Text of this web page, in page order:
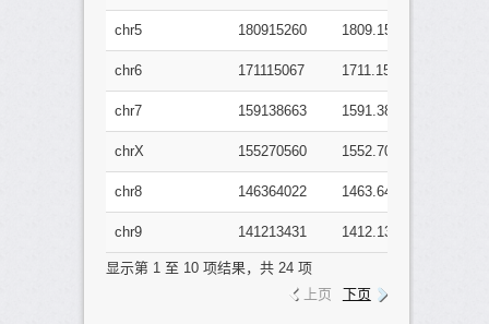
chr5 180915260 1809.1526
chr6 171115067 1711.15067
chr7 159138663 1591.38663
chrX 155270560 1552.7056
chr8 146364022 1463.64022
chr9 141213431 1412.13431
显示第 1 至 10 项结果，共 24 项
上页
下页